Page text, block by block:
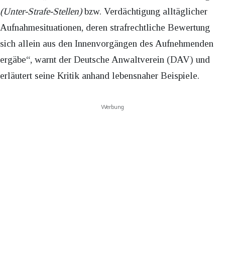
(Unter-Strafe-Stellen)bzw. Verdächtigung alltäglicher
Aufnahmesituationen, deren strafrechtliche Bewertung
sich allein aus den Innenvorgängen des Aufnehmenden
ergäbe“, warnt der Deutsche Anwaltverein (DAV) und
erläutert seine Kritik anhand lebensnaher Beispiele.
Werbung